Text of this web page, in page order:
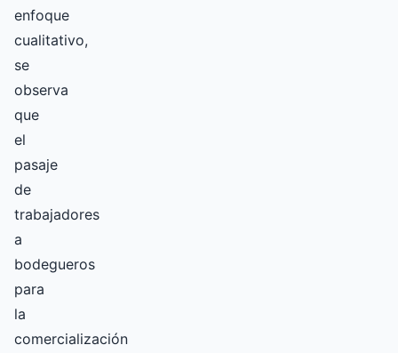
enfoque
cualitativo,
se
observa
que
el
pasaje
de
trabajadores
a
bodegueros
para
la
comercialización